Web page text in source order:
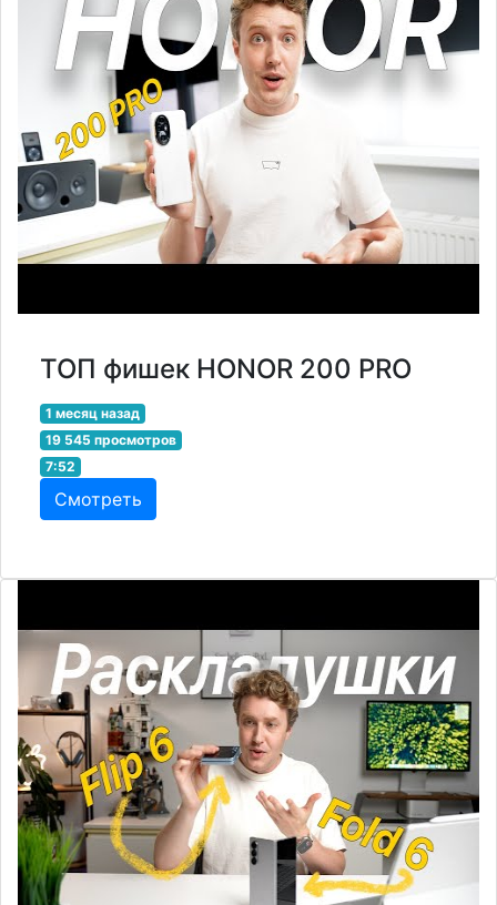
ТОП фишек HONOR 200 PRO ​⁠
1 месяц назад
19 545 просмотров
7:52
Смотреть